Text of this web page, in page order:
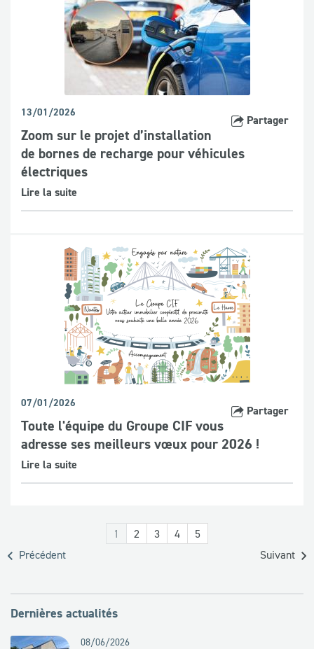
Partager
13/01/2026
Zoom sur le projet d’installation
de bornes de recharge pour véhicules
électriques
Lire la suite
Partager
07/01/2026
Toute l'équipe du Groupe CIF vous
adresse ses meilleurs vœux pour 2026 !
Lire la suite
Précédent
1 2 3 4
5
Suivant
Dernières actualités
08/06/2026